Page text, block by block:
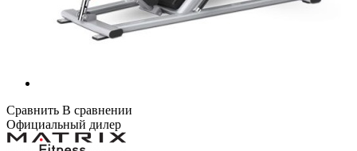
Сравнить В сравнении
Официальный дилер